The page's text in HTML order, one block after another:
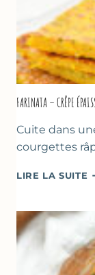
FARINATA – CRÊPE
Cuite dans
courgettes
LIRE LA SUITE
À